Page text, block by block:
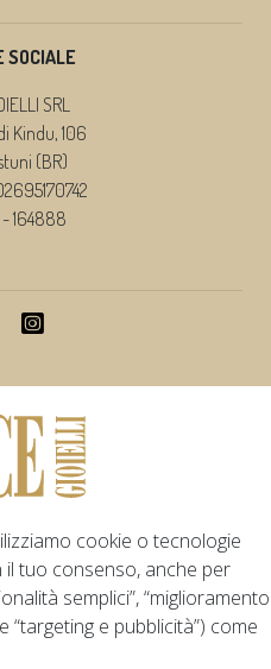
SOCIALE
SRL
Kindu, 106
(BR)
- 164888
cookie o tecnologie
il tuo consenso, anche per
semplici”, “miglioramento
“targeting e pubblicità”) come